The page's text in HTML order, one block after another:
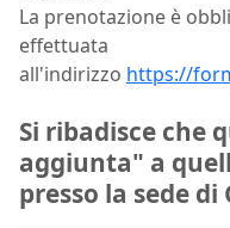
La prenotazione è
effettuata
all'indirizzo https://
Si ribadisce che
aggiunta" a
presso la sede di